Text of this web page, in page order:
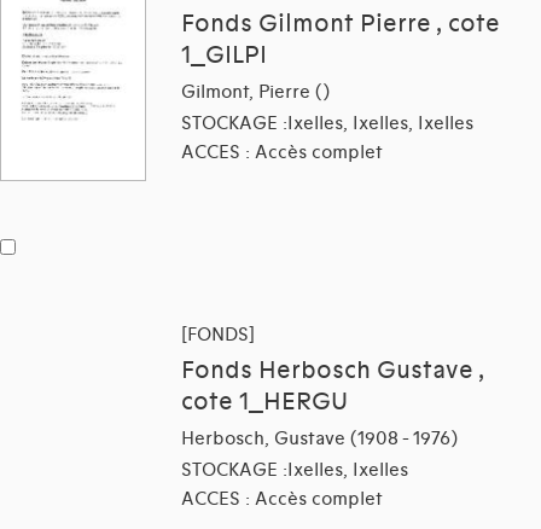
Fonds Gilmont Pierre , cote
1_GILPI
Gilmont, Pierre ()
STOCKAGE :Ixelles, Ixelles, Ixelles
ACCES : Accès complet
[FONDS]
Fonds Herbosch Gustave ,
cote 1_HERGU
Herbosch, Gustave (1908 - 1976)
STOCKAGE :Ixelles, Ixelles
ACCES : Accès complet